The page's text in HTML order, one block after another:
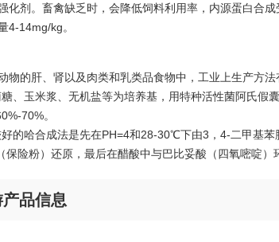
化剂。畜禽缺乏时，会降低饲料利用率，内源蛋白合
4-14mg/kg。
物的肝、肾以及肉类和乳类品食物中，工业上生产方法
糖、玉米浆、无机盐等为培养基，用特种活性菌阿氏
70%。
好的哈合成法是先在PH=4和28-30℃下由3，4-二甲基
保险粉）还原，最后在醋酸中与巴比妥酸（四氧嘧啶）
品信息